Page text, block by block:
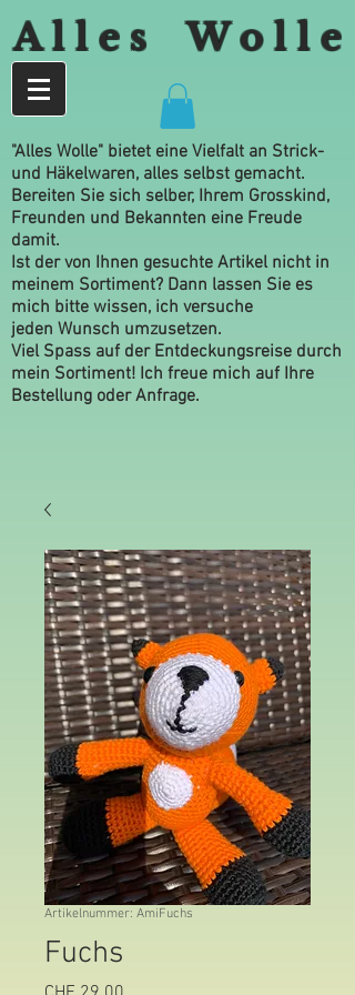
A l l e s W o l l e
"Alles Wolle" bietet eine Vielfalt an Strick-
und Häkelwaren, alles selbst gemacht.
Bereiten Sie sich selber, Ihrem Grosskind,
Freunden und Bekannten eine Freude
damit.
Ist der von Ihnen gesuchte Artikel nicht in
meinem Sortiment? Dann lassen Sie es
mich bitte wissen, ich versuche
jeden Wunsch umzusetzen.
Viel Spass auf der Entdeckungsreise durch
mein Sortiment! Ich freue mich auf Ihre
Bestellung oder Anfrage.
Artikelnummer: AmiFuchs
Fuchs